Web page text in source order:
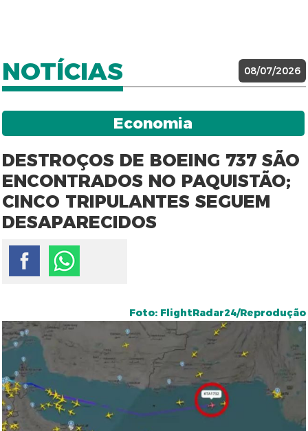
NOTÍCIAS 08/07/2026
Economia
DESTROÇOS DE BOEING 737 SÃO
ENCONTRADOS NO PAQUISTÃO;
CINCO TRIPULANTES SEGUEM
DESAPARECIDOS
Foto: FlightRadar24/Reprodução